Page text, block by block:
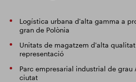
Logística urbana d'alta gamma a
gran de Polònia
Unitats de magatzem d'alta
representació
Parc empresarial industrial de grau
ciutat